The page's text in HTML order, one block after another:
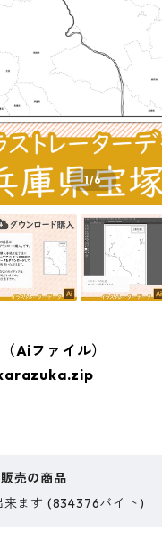
1/6
Aiファイル）
売の商品
来ます (834376バイト)